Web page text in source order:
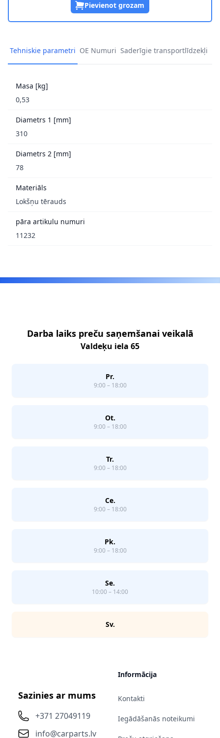
Pievienot grozam
Tehniskie parametri OE Numuri Saderīgie transportlīdzekļi
Masa [kg]
0,53
Diametrs 1 [mm]
310
Diametrs 2 [mm]
78
Materiāls
Lokšņu tērauds
pāra artikulu numuri
11232
Darba laiks preču saņemšanai veikalā
Valdeķu iela 65
Pr.
9:00 – 18:00
Ot.
9:00 – 18:00
Tr.
9:00 – 18:00
Ce.
9:00 – 18:00
Pk.
9:00 – 18:00
Se.
10:00 – 14:00
Sv.
Sazinies ar mums
+371 27049119
info@carparts.lv
Informācija
Kontakti
Iegādāšanās noteikumi